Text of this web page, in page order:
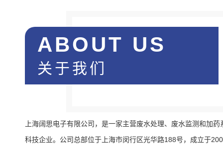
ABOUT US
关于我们
上海阔思电子有限公司，是一家主营废水处理、废水监测和加
科技企业。公司总部位于上海市闵行区光华路188号，成立于